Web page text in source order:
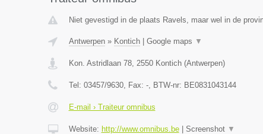
Niet gevestigd in de plaats Ravels, maar wel in de
Antwerpen» Kontich| Google maps ▼
Kon. Astridlaan 78, 2550 Kontich(Antwerpen)
Tel: 03457/9630, Fax: -, BTW-nr: BE0831043144
E-mail › Traiteur omnibus
Website: http://www.omnibus.be| Screenshot ▼